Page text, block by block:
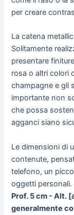
per creare
La catena
Solitamente
presentare
rosa o altri colori
champagne e gli
importante non
che possa
agganci siano
Le dimensioni di
contenute,
telefono, un
oggetti
Prof. 5 cm - Alt.
generalmente